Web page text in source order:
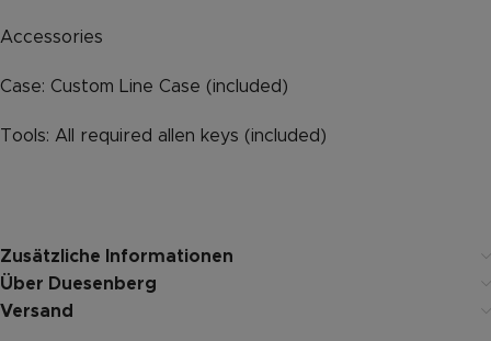
Accessories
Case: Custom Line Case (included)
Tools: All required allen keys (included)
Zusätzliche Informationen
Über Duesenberg
Versand